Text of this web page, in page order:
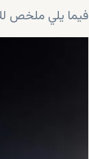
فيما يلي ملخص